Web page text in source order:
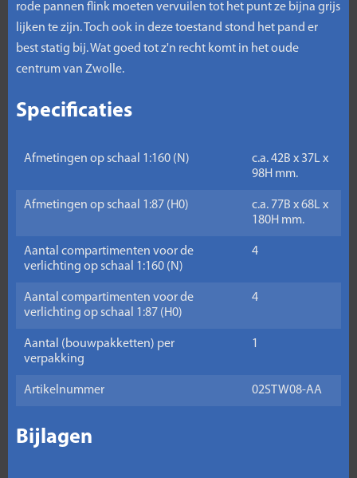
rode pannen flink moeten vervuilen tot het punt ze bijna grijs
lijken te zijn. Toch ook in deze toestand stond het pand er
best statig bij. Wat goed tot z'n recht komt in het oude
centrum van Zwolle.
Specificaties
Afmetingen op schaal 1:160 (N)
c.a. 42B x 37L x
98H mm.
Afmetingen op schaal 1:87 (H0)
c.a. 77B x 68L x
180H mm.
Aantal compartimenten voor de
verlichting op schaal 1:160 (N)
4
Aantal compartimenten voor de
verlichting op schaal 1:87 (H0)
4
Aantal (bouwpakketten) per
verpakking
1
Artikelnummer 02STW08-AA
Bijlagen